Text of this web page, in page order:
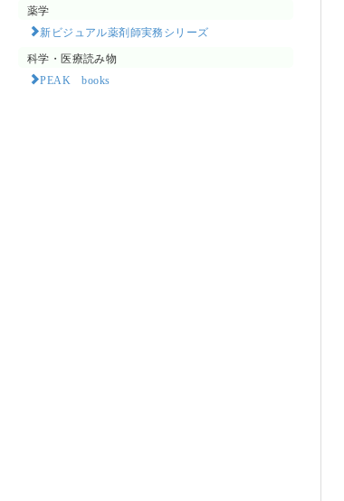
薬学
新ビジュアル薬剤師実務シリーズ
科学・医療読み物
PEAK books​